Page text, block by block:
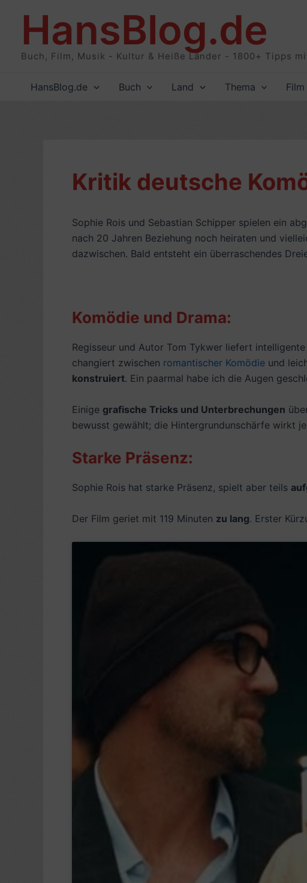
HansBlog.de
Buch, Film, Musik - Kultur & Heiße Länder - 1800+ Tipps
HansBlog.de Buch Land Thema Film
Kritik deutsche
Sophie Rois und Sebastian Schipper spielen ein
nach 20 Jahren Beziehung noch heiraten und
dazwischen. Bald entsteht ein überraschendes
Komödie und Drama:
Regisseur und Autor Tom Tykwer liefert
changiert zwischen romantischer Komödie und
konstruiert. Ein paarmal habe ich die Augen
Einige grafische Tricks und Unterbrechungen
bewusst gewählt; die Hintergrundunschärfe wirkt
Starke Präsenz:
Sophie Rois hat starke Präsenz, spielt aber teils
Der Film geriet mit 119 Minuten zu lang. Erster